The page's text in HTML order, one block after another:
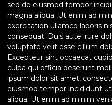
sed do eiusmod tempor
magna aliqua. Ut enim ad
exercitation ullamco laboris
consequat. Duis aute irure
voluptate velit esse cillum
Excepteur sint occaecat
culpa qui officia deserunt
ipsum dolor sit amet,
eiusmod tempor incididunt
aliqua. Ut enim ad minim